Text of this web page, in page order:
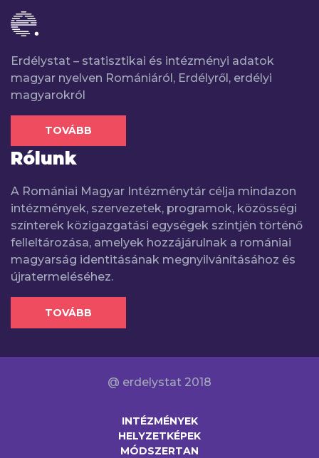
Erdélystat – statisztikai és intézményi adatok
magyar nyelven Romániáról, Erdélyről, erdélyi
magyarokról
TOVÁBB
Rólunk
A Romániai Magyar Intézménytár célja mindazon
intézmények, szervezetek, programok, közösségi
színterek közigazgatási egységek szintjén történő
felleltározása, amelyek hozzájárulnak a romániai
magyarság identitásának megnyilvánításához és
újratermeléséhez.
TOVÁBB
@ erdelystat 2018
INTÉZMÉNYEK
HELYZETKÉPEK
MÓDSZERTAN